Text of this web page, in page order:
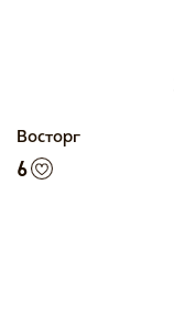
Восторг
6